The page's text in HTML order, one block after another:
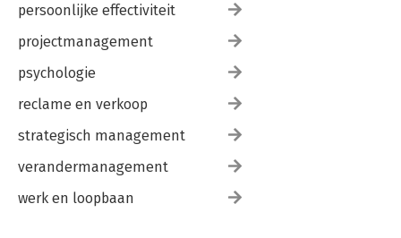
persoonlijke effectiviteit
projectmanagement
psychologie
reclame en verkoop
strategisch management
verandermanagement
werk en loopbaan